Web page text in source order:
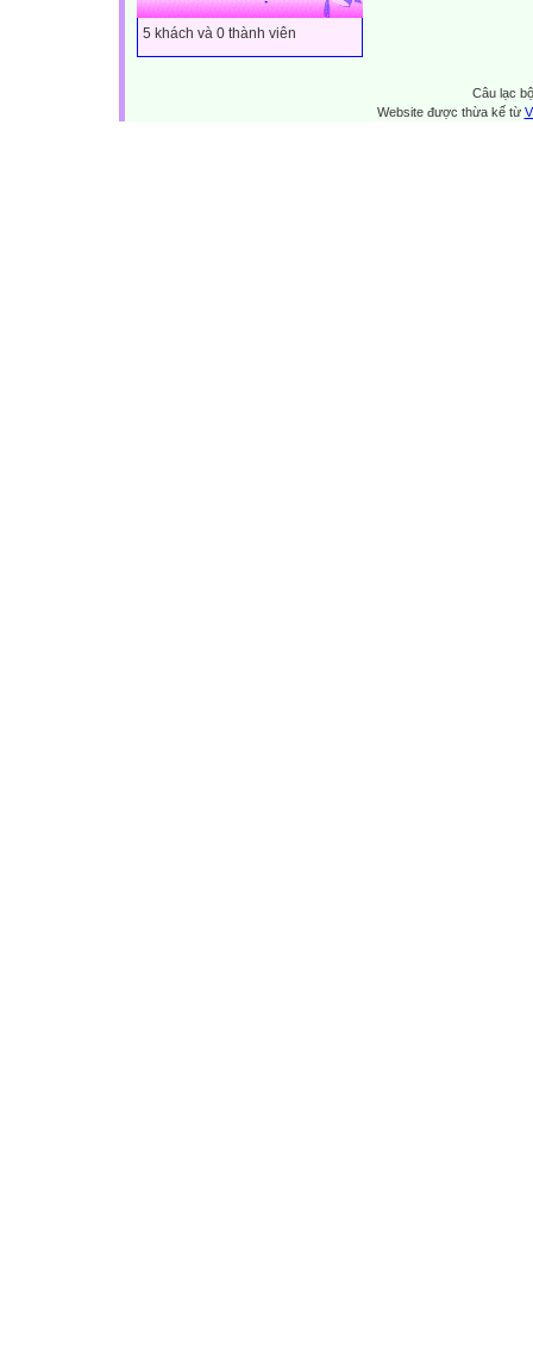
5 khách và 0 thành viên
Câu lạc
Website được thừa kế từ